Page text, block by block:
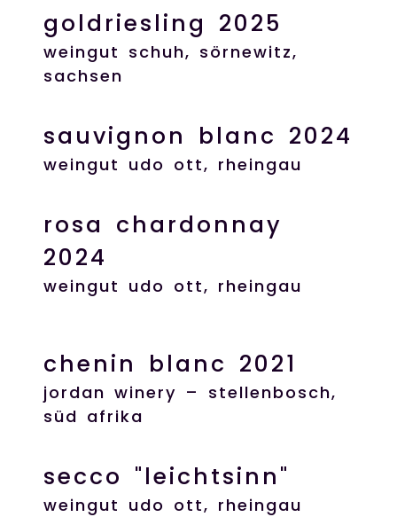
goldriesling 2025
weingut schuh, sörnewitz,
sachsen
sauvignon blanc 2024
weingut udo ott, rheingau
rosa chardonnay
2024
weingut udo ott, rheingau
chenin blanc 2021
jordan winery – stellenbosch,
süd afrika
secco "leichtsinn"
weingut udo ott, rheingau